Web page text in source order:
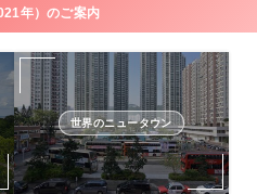
年）のご案内
世界のニュータウン